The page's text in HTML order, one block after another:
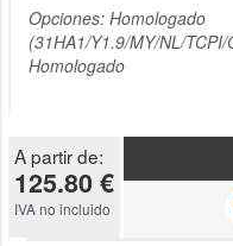
Opciones: Homologado
(31HA1/Y1.9/MY/NL/
Homologado
A partir de:
125.80 €
IVA no incluido